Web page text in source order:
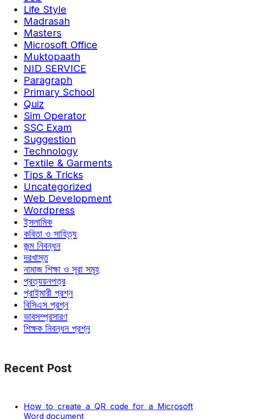
Life Style
Madrasah
Masters
Microsoft Office
Muktopaath
NID SERVICE
Paragraph
Primary School
Quiz
Sim Operator
SSC Exam
Suggestion
Technology
Textile & Garments
Tips & Tricks
Uncategorized
Web Development
Wordpress
ইসলামিক
কবিতা ও সাহিত্য
জন্ম নিবন্ধন
দরখাস্ত
নামাজ শিক্ষা ও সূরা সমূহ
প্রত্যয়নপত্র
প্রাইমারী প্রশ্ন
বিসিএস প্রশ্ন
ভাবসম্প্রসারণ
শিক্ষক নিবন্ধন প্রশ্ন
Recent Post
How to create a QR code for a Microsoft
Word document